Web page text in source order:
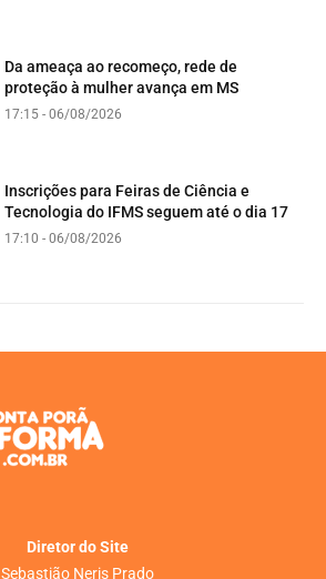
Da ameaça ao recomeço, rede de
proteção à mulher avança em MS
17:15 - 06/08/2026
Inscrições para Feiras de Ciência e
Tecnologia do IFMS seguem até o dia 17
17:10 - 06/08/2026
Diretor do Site
Sebastião Neris Prado